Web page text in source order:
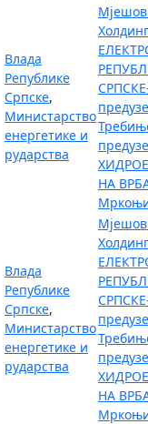
Влада
Републике
Српске,
Министарство
енергетике и
рударства
Холдинг
НА
Влада
Републике
Српске,
Министарство
енергетике и
рударства
Холдинг
НА